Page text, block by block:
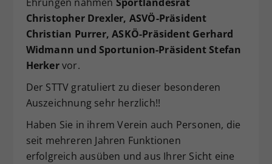
Christopher Drexler, ASVÖ-Präsident
Christian Purrer, ASKÖ-Präsident Gerhard
Widmann und Sportunion-Präsident Stefan
Herkervor.
Der STTV gratuliert zu dieser besonderen
Auszeichnung sehr herzlich!!
Haben Sie in ihrem Verein auch Personen, die
seit mehreren Jahren Funktionen
erfolgreich ausüben und aus Ihrer Sicht eine